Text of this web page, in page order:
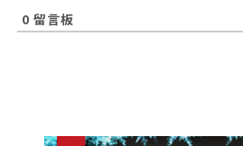
0 留言板